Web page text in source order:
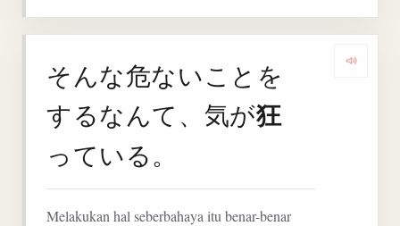
そんな危ないことを
するなんて、気が狂
っている。
Melakukan hal seberbahaya itu benar-benar